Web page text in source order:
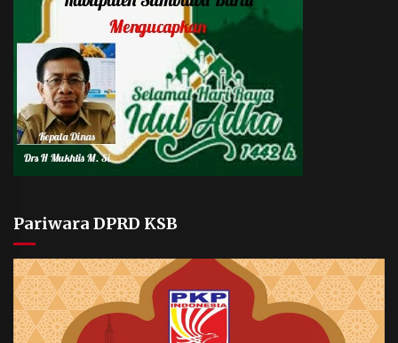
Pariwara DPRD KSB